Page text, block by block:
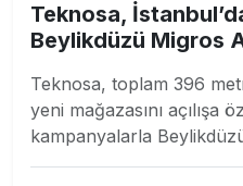
Teknosa,
Beylikdüzü Migros
Teknosa, toplam 396
yeni mağazasını açılışa
kampanyalarla